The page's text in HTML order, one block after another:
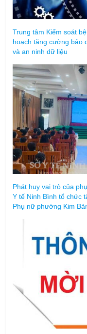
Trung tâm Kiểm soát
hoạch tăng cường bảo
và an ninh dữ liệu
Phát huy vai trò của
Y tế Ninh Bình tổ chức
Phụ nữ phường Kim